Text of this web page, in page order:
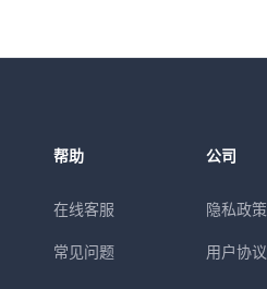
帮助
在线客服
常见问题
公司
隐私政策
用户协议